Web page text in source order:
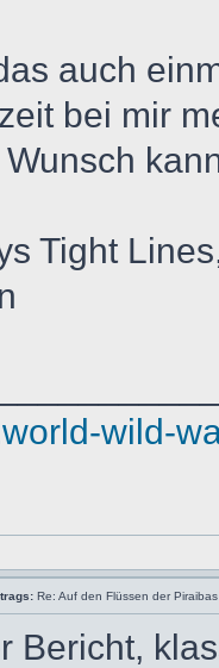
auch
bei mir
Tight
wild-
Re: Auf den Flüssen der
Bericht,